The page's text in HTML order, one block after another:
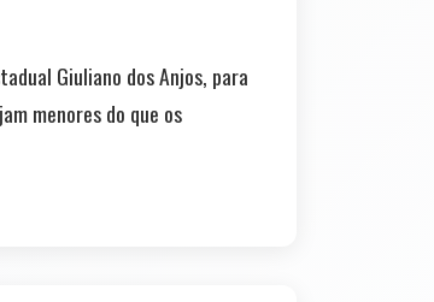
Giuliano dos Anjos, para
menores do que os